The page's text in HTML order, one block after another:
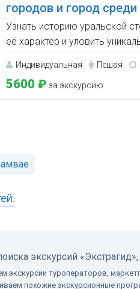
городов и город
Узнать историю уральской
её характер и уловить
Индивидуальная Пешая
5600 ₽ за экскурсию
экскурсий
экскурсии туроператоров,
похожие экскурсионные